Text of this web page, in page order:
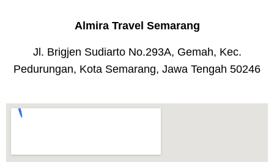
Almira Travel Semarang
Jl. Brigjen Sudiarto No.293A, Gemah, Kec.
Pedurungan, Kota Semarang, Jawa Tengah 50246